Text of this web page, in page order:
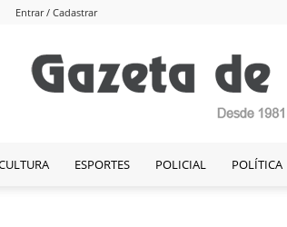
Entrar / Cadastrar
ESPORTES POLICIAL POLÍTICA